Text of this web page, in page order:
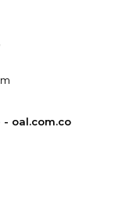
oal.com.co